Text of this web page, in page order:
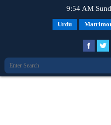
9:54 AM
Urdu